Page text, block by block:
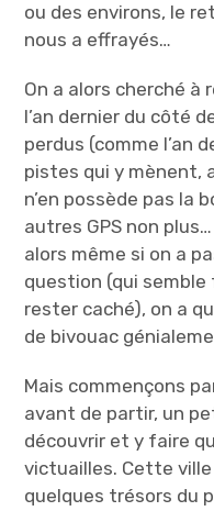
ou des environs, le
nous a effrayés…
On a alors cherché
l’an dernier du côté
perdus (comme l’an
pistes qui y mènent,
n’en possède pas la
autres GPS non
alors même si on a
question (qui semble
rester caché), on a
de bivouac
Mais commençons
avant de partir, un
découvrir et y faire
victuailles. Cette
quelques trésors du